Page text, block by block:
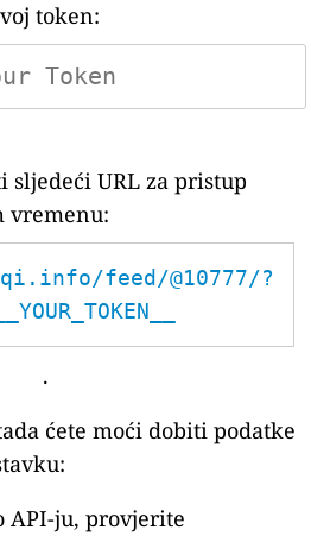
token:
URL za pristup
vremenu:
feed/@10777/?
.
ćete moći dobiti podatke
API-ju, provjerite